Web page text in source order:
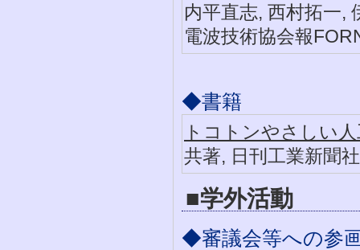
内平直志, 西村拓一,
電波技術協会報
◆書籍
トコトンやさしい
共著, 日刊工業新聞
■学外活動
◆審議会等への参